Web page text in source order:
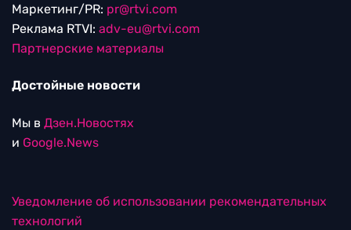
Маркетинг/PR: pr@rtvi.com
Реклама RTVI: adv-eu@rtvi.com
Партнерские материалы
Достойные новости
Мы в Дзен.Новостях
и Google.News
Уведомление об использовании рекомендательных
технологий